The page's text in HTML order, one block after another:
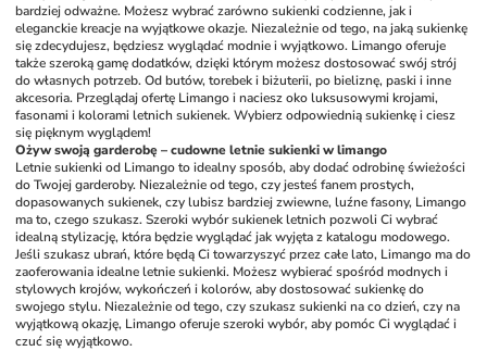
bardziej odważne. Możesz wybrać zarówno sukienki codzienne, jak i
eleganckie kreacje na wyjątkowe okazje. Niezależnie od tego, na jaką sukienkę
się zdecydujesz, będziesz wyglądać modnie i wyjątkowo. Limango oferuje
także szeroką gamę dodatków, dzięki którym możesz dostosować swój strój
do własnych potrzeb. Od butów, torebek i biżuterii, po bieliznę, paski i inne
akcesoria. Przeglądaj ofertę Limango i naciesz oko luksusowymi krojami,
fasonami i kolorami letnich sukienek. Wybierz odpowiednią sukienkę i ciesz
się pięknym wyglądem!
Ożyw swoją garderobę – cudowne letnie sukienki w limango
Letnie sukienki od Limango to idealny sposób, aby dodać odrobinę świeżości
do Twojej garderoby. Niezależnie od tego, czy jesteś fanem prostych,
dopasowanych sukienek, czy lubisz bardziej zwiewne, luźne fasony, Limango
ma to, czego szukasz. Szeroki wybór sukienek letnich pozwoli Ci wybrać
idealną stylizację, która będzie wyglądać jak wyjęta z katalogu modowego.
Jeśli szukasz ubrań, które będą Ci towarzyszyć przez całe lato, Limango ma do
zaoferowania idealne letnie sukienki. Możesz wybierać spośród modnych i
stylowych krojów, wykończeń i kolorów, aby dostosować sukienkę do
swojego stylu. Niezależnie od tego, czy szukasz sukienki na co dzień, czy na
wyjątkową okazję, Limango oferuje szeroki wybór, aby pomóc Ci wyglądać i
czuć się wyjątkowo.